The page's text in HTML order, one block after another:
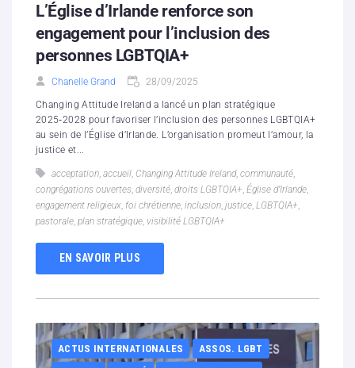
L’Église d’Irlande renforce son
engagement pour l’inclusion des
personnes LGBTQIA+
Chanelle Grand 28/09/2025
Changing Attitude Ireland a lancé un plan stratégique
2025‑2028 pour favoriser l’inclusion des personnes LGBTQIA+
au sein de l’Église d’Irlande. L’organisation promeut l’amour, la
justice et...
acceptation, accueil, Changing Attitude Ireland, communauté,
congrégations ouvertes, diversité, droits LGBTQIA+, Église d’Irlande,
engagement religieux, foi chrétienne, inclusion, justice, LGBTQIA+,
pastorale, plan stratégique, visibilité LGBTQIA+
EN SAVOIR PLUS
ACTUS INTERNATIONALES
ASSOS. LGBT